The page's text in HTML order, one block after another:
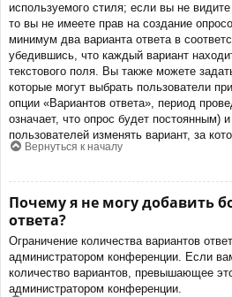
используемого стиля; если вы не
то вы не имеете прав на создание
минимум два варианта ответа в
убедившись, что каждый вариант
текстового поля. Вы также можете
которые могут выбрать пользователи
опции «Вариантов ответа», период
означает, что опрос будет постоянным)
пользователей изменять вариант, за
Вернуться к началу
Почему я не могу добавить
ответа?
Ограничение количества вариантов
администратором конференции. Если
количество вариантов, превышающее
администратором конференции.